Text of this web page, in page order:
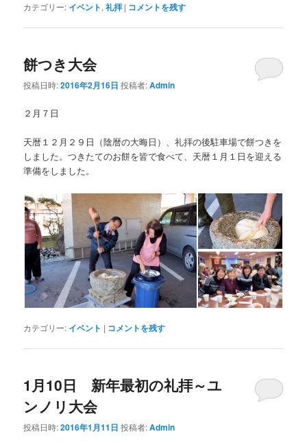
カテゴリー: イベント,礼拝 | コメントを残す
餅つき大会
投稿日時:2016年2月16日 投稿者:Admin
２月７日
天暦１２月２９日（陰暦の大晦日）、礼拝の後駐車場で餅つきを
しました。つきたてのお餅を皆で食べて、天暦１月１日を迎える
準備をしました。
カテゴリー: イベント | コメントを残す
1月10日 新年最初の礼拝～ユ
ンノリ大会
投稿日時:2016年1月11日 投稿者:Admin